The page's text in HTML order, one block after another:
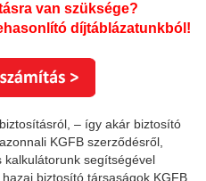
van szüksége?
díjtáblázatunkból!
– így akár biztosító
KGFB szerződésről,
kalkulátorunk segítségével
biztosító társaságok KGFB